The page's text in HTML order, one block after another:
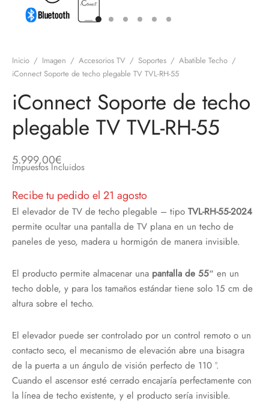
Inicio / Imagen / Accesorios TV / Soportes / Abatible Techo /
iConnect Soporte de techo plegable TV TVL-RH-55
iConnect Soporte de techo
plegable TV TVL-RH-55
5.999,00€
Impuestos Incluidos
Recibe tu pedido el 21 agosto
El elevador de TV de techo plegable – tipo TVL-RH-55-2024
permite ocultar una pantalla de TV plana en un techo de
paneles de yeso, madera u hormigón de manera invisible.
El producto permite almacenar una pantalla de 55″ en un
techo doble, y para los tamaños estándar tiene solo 15 cm de
altura sobre el techo.
El elevador puede ser controlado por un control remoto o un
contacto seco, el mecanismo de elevación abre una bisagra
de la puerta a un ángulo de visión perfecto de 110 °.
Cuando el ascensor esté cerrado encajaría perfectamente con
la línea de techo existente, y el producto sería invisible.
Equipos de Sonido
en Informática